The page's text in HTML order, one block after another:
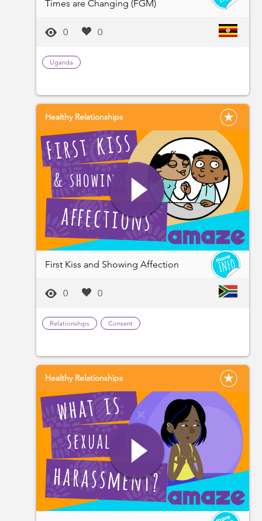
Times are Changing (FGM)
0 0
Uganda
Healthy Relationships
First Kiss and Showing Affection
0 0
Relationships Consent
Healthy Relationships